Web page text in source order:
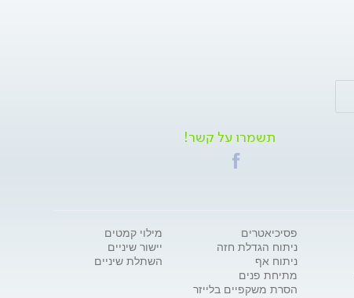
תשמרו על קשר!
פסיכיאטרים
ניתוח הגדלת חזה
ניתוח אף
מתיחת פנים
הסרת משקפיים בלייזר
מילוי קמטים
יישור שיניים
השתלת שיניים